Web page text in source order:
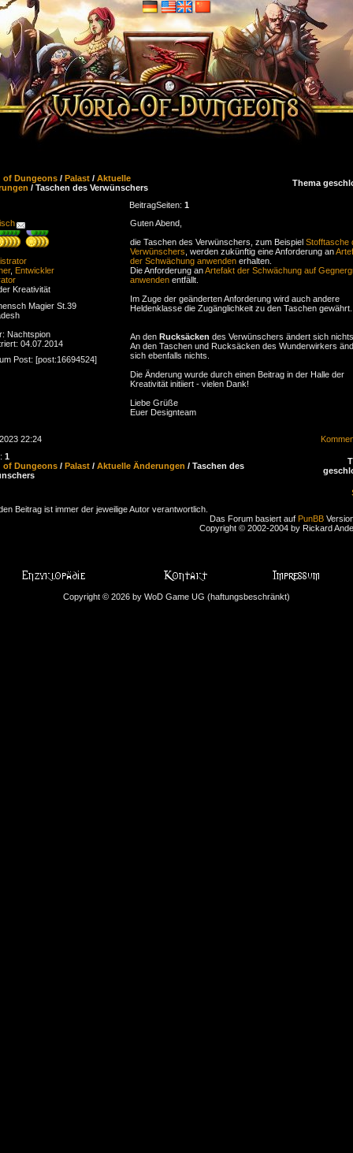
of Dungeons / Palast / Aktuelle
/ Taschen des Verwünschers Thema
BeitragSeiten: 1
, Entwickler
Kreativität
Magier St.39
Nachtspion
04.07.2014
Post: [post:16694524]
Guten Abend,
die Taschen des Verwünschers, zum Beispiel Stofftasche
Verwünschers , werden zukünftig eine Anforderung an
der Schwächung anwenden erhalten.
Die Anforderung anArtefakt der Schwächung auf
anwenden entfällt.
Im Zuge der geänderten Anforderung wird auch andere
Heldenklasse die Zugänglichkeit zu den Taschen gewährt.
An den Rucksäcken des Verwünschers ändert sich
An den Taschen und Rucksäcken des Wunderwirkers
sich ebenfalls nichts.
Die Änderung wurde durch einen Beitrag in der Halle der
Kreativität initiiert - vielen Dank!
Liebe Grüße
Euer Designteam
22:24
1
of Dungeons / Palast / Aktuelle Änderungen / Taschen des
Beitrag ist immer der jeweilige Autor verantwortlich.
Das Forum basiert auf PunBB
Copyright © 2002-2004 by Rickard
Copyright © 2026 by WoD Game UG (haftungsbeschränkt)